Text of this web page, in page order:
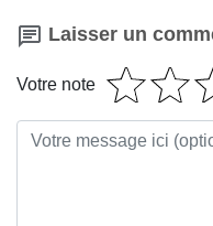
Laisser un
Votre note